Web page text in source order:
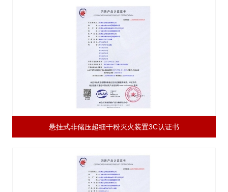
悬挂式非储压超细干粉灭火装置3C认证书